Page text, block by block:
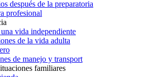
después de la preparatoria
profesional
vida independiente
de la vida adulta
de manejo y transport
familiares